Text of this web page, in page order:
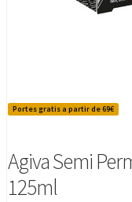
Portes gratis a partir de 69€
Agiva Semi
125ml